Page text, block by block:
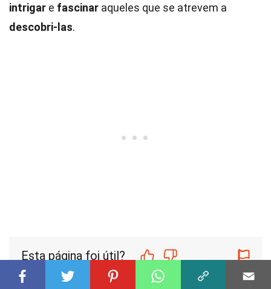
intrigar e fascinar aqueles que se atrevem a
descobri-las.
Esta página foi útil?